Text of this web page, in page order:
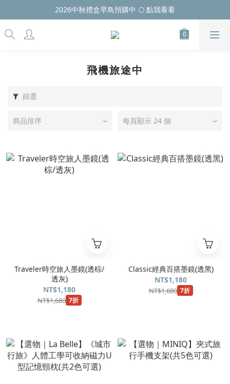
2026中秋禮盒早鳥預購中 🌕 點我看看
飛機旅途中
篩選
商品排序 每頁顯示 24 個
Traveler時空旅人墨鏡(透棕/
透灰)
NT$1,180
NT$1,680 7折
Classic經典百搭墨鏡(透黑)
NT$1,180
NT$1,680 7折